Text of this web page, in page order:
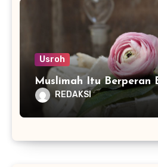
Usroh
Muslimah Itu Berperan
REDAKSI